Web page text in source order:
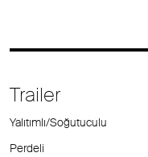
Trailer
Yalıtımlı/Soğutuculu
Perdeli